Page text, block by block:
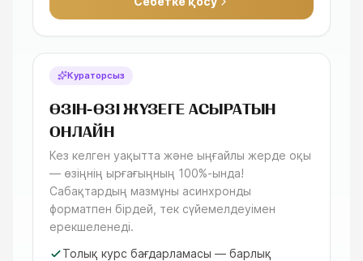
Кураторсыз
ӨЗІН-ӨЗІ ЖҮЗЕГЕ АСЫРАТЫН
ОНЛАЙН
Кез келген уақытта және ыңғайлы жерде оқы
— өзіңнің ырғағыңның 100%-ында!
Сабақтардың мазмұны асинхронды
форматпен бірдей, тек сүйемелдеуімен
ерекшеленеді.
Толық курс бағдарламасы — барлық